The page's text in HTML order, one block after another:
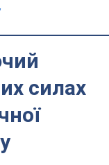
силах